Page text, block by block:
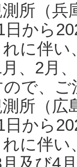
所（
日から
に伴い
、2月
で、
所（
日から
に伴い
及び4